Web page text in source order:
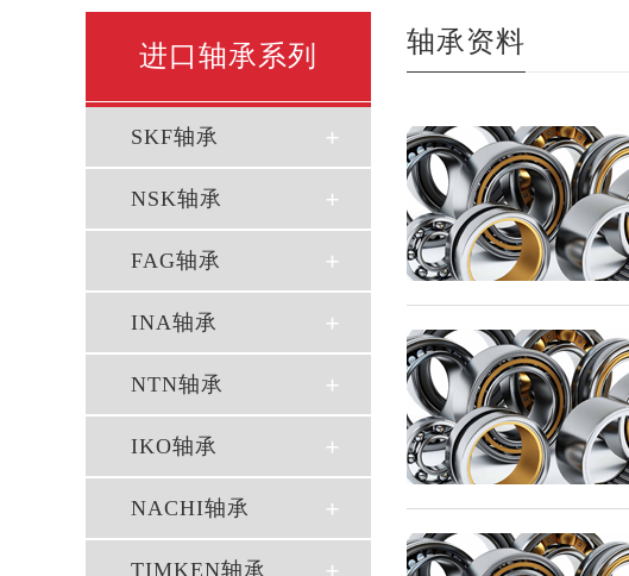
进口轴承系列
SKF轴承
NSK轴承
FAG轴承
INA轴承
NTN轴承
IKO轴承
NACHI轴承
TIMKEN轴承
轴承资料